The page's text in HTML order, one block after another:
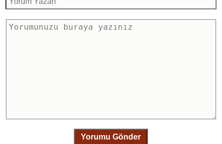
Yorumu Gönder